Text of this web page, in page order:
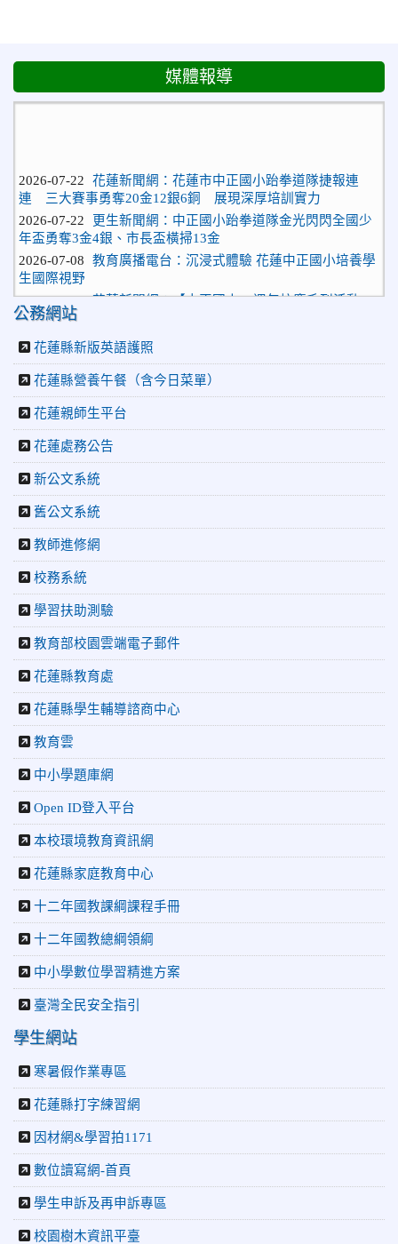
媒體報導
花蓮新聞網：花蓮市中正國小跆拳道隊捷報連
連 三大賽事勇奪20金12銀6銅 展現深厚培訓實力
更生新聞網：中正國小跆拳道隊金光閃閃全國少
年盃勇奪3金4銀、市長盃橫掃13金
教育廣播電台：沉浸式體驗 花蓮中正國小培養學
生國際視野
花蓮新聞網：【中正國小70週年校慶系列活動
「游藝飛揚」晚會登場】 師生家長齊聚一堂 共譜「時光樂
章．經典再現」
2026-06-16 更生新聞網：中正國小創校70週年「游藝飛揚」
才藝晚會登場
2026-06-10 教育廣播電台：揮別童年迎向青春 中正國小畢業
師生自製畢業歌曲
2026-06-10 教育廣播電台：尋覓歷史記憶 花蓮中正國小社團
體驗闖關探索歷史
2026-04-30
讓愛閃閃發光！中正國小「小老闆大市集」愛心
捐助光復國小
2026-07-22 花蓮新聞網：花蓮市中正國小跆拳道隊捷報連
連 三大賽事勇奪20金12銀6銅 展現深厚培訓實力
2026-07-22 更生新聞網：中正國小跆拳道隊金光閃閃全國少
年盃勇奪3金4銀、市長盃橫掃13金
2026-07-08
生國際視野
2026-06-16 花蓮新聞網：【中正國小70週年校慶系列活動
「游藝飛揚」晚會登場】 師生家長齊聚一堂 共譜「時光樂
章．經典再現」
2026-06-16 更生新聞網：中正國小創校70週年「游藝飛揚」
才藝晚會登場
2026-06-10 教育廣播電台：揮別童年迎向青春 中正國小畢業
師生自製畢業歌曲
2026-06-10 教育廣播電台：尋覓歷史記憶 花蓮中正國小社團
體驗闖關探索歷史
2026-04-30 讓愛閃閃發光！中正國小「小老闆大市集」愛心
捐助光復國小
公務網站
花蓮縣新版英語護照
花蓮縣營養午餐（含今日菜單）
花蓮親師生平台
花蓮處務公告
新公文系統
舊公文系統
教師進修網
校務系統
學習扶助測驗
教育部校園雲端電子郵件
花蓮縣教育處
花蓮縣學生輔導諮商中心
教育雲
中小學題庫網
Open ID登入平台
本校環境教育資訊網
花蓮縣家庭教育中心
十二年國教課綱課程手冊
十二年國教總綱領綱
中小學數位學習精進方案
臺灣全民安全指引
學生網站
寒暑假作業專區
花蓮縣打字練習網
因材網&學習拍1171
數位讀寫網-首頁
學生申訴及再申訴專區
校園樹木資訊平臺